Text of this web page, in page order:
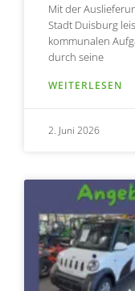
Mit der
Stadt Duisburg
kommunalen
durch seine
WEITERLESEN
2. Juni 2026